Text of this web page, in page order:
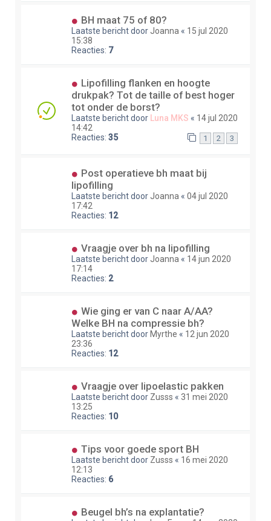
BH maat 75 of 80?
Laatste bericht door Joanna « 15 jul 2020
15:38
Reacties: 7
Lipofilling flanken en hoogte
drukpak? Tot de taille of best hoger
tot onder de borst?
Laatste bericht door Luna MKS « 14 jul 2020
14:42
Reacties: 35 1 2 3
Post operatieve bh maat bij
lipofilling
Laatste bericht door Joanna « 04 jul 2020
17:42
Reacties: 12
Vraagje over bh na lipofilling
Laatste bericht door Joanna « 14 jun 2020
17:14
Reacties: 2
Wie ging er van C naar A/AA?
Welke BH na compressie bh?
Laatste bericht door Myrthe « 12 jun 2020
23:36
Reacties: 12
Vraagje over lipoelastic pakken
Laatste bericht door Zusss « 31 mei 2020
13:25
Reacties: 10
Tips voor goede sport BH
Laatste bericht door Zusss « 16 mei 2020
12:13
Reacties: 6
Beugel bh’s na explantatie?